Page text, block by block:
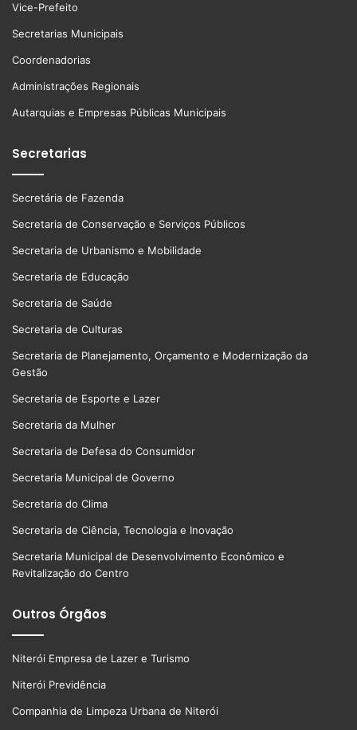
Vice-Prefeito
Secretarias Municipais
Coordenadorias
Administrações Regionais
Autarquias e Empresas Públicas Municipais
Secretarias
Secretária de Fazenda
Secretaria de Conservação e Serviços Públicos
Secretaria de Urbanismo e Mobilidade
Secretaria de Educação
Secretaria de Saúde
Secretaria de Culturas
Secretaria de Planejamento, Orçamento e Modernização da
Gestão
Secretaria de Esporte e Lazer
Secretaria da Mulher
Secretaria de Defesa do Consumidor
Secretaria Municipal de Governo
Secretaria do Clima
Secretaria de Ciência, Tecnologia e Inovação
Secretaria Municipal de Desenvolvimento Econômico e
Revitalização do Centro
Outros Órgãos
Niterói Empresa de Lazer e Turismo
Niterói Previdência
Companhia de Limpeza Urbana de Niterói